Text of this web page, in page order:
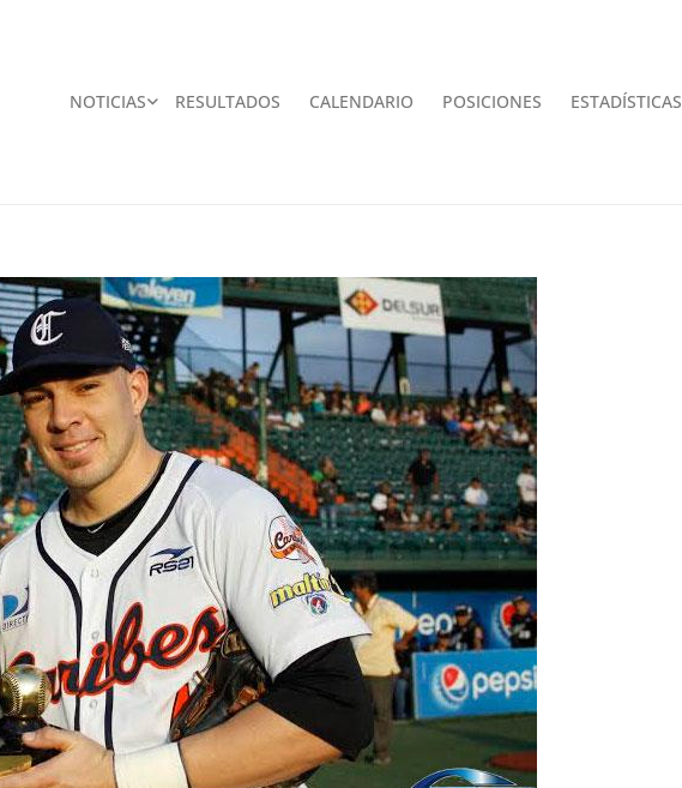
NOTICIAS RESULTADOS CALENDARIO POSICIONES ESTADÍSTICAS